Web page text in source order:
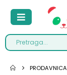
PRODAVNICA